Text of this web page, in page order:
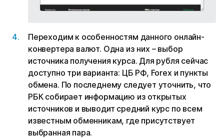
Переходим к особенностям данного онлайн-
конвертера валют. Одна из них – выбор
источника получения курса. Для рубля сейчас
доступно три варианта: ЦБ РФ, Forex и пункты
обмена. По последнему следует уточнить, что
РБК собирает информацию из открытых
источников и выводит средний курс по всем
известным обменникам, где присутствует
выбранная пара.